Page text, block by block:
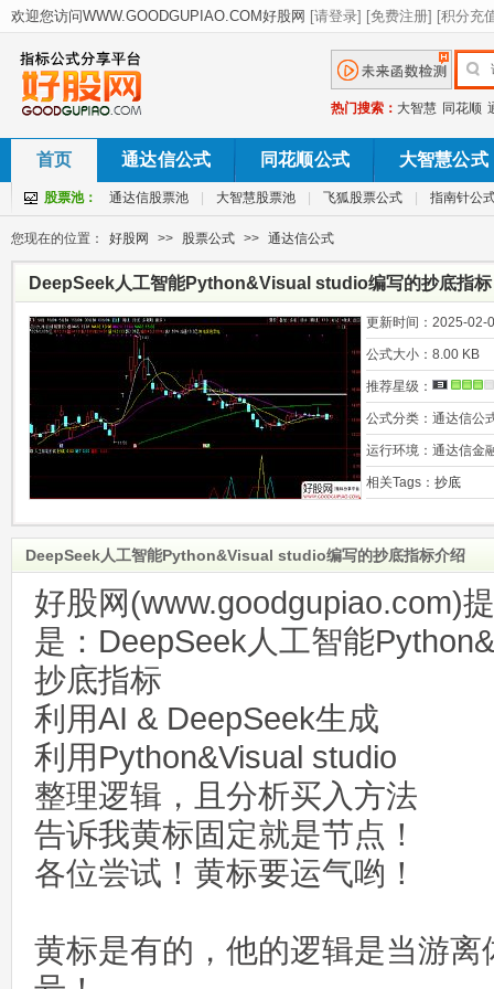
热门搜索： 大智慧 同花顺
首页 通达信公式 同花顺公式 大智慧公式
股票池： 通达信股票池 大智慧股票池 飞狐股票公式 指南针公
您现在的位置： 好股网 >> 股票公式 >> 通达信公式
DeepSeek人工智能Python&Visual studio编写的抄底指标
更新时间： 2025-02-
公式大小： 8.00 KB
推荐星级：
公式分类： 通达信公
运行环境： 通达信金
相关Tags： 抄底
DeepSeek人工智能Python&Visual studio编写的抄底指标介绍
好股网(www.goodgupiao.com)
是：DeepSeek人工智能
抄底指标
利用AI & DeepSeek生成
利用Python&Visual studio
整理逻辑，且分析买入方法
告诉我黄标固定就是节点！
各位尝试！黄标要运气哟！
黄标是有的，他的逻辑是当游离